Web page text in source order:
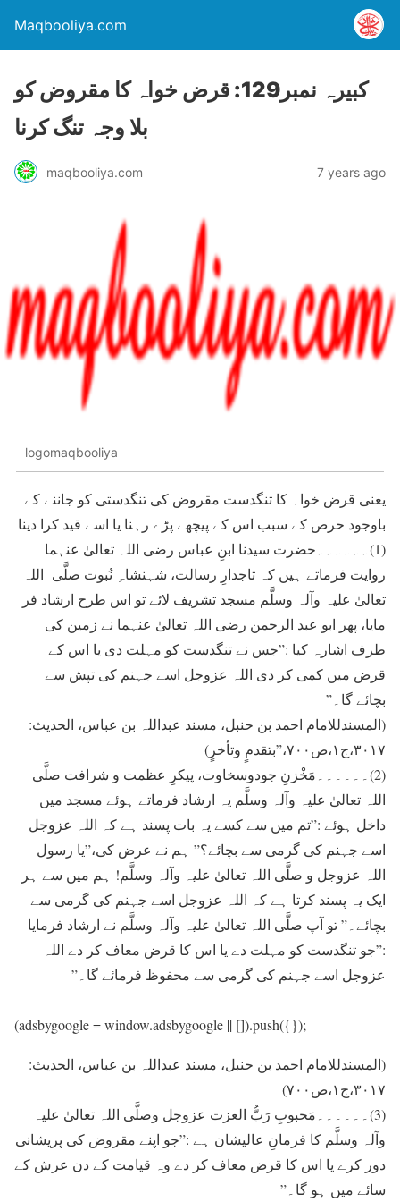
Maqbooliya.com
کبيرہ نمبر129: قرض خواہ کا مقروض کو
بلا وجہ تنگ کرنا
maqbooliya.com 7 years ago
logomaqbooliya
یعنی قرض خواہ کا تنگدست مقروض کی تنگدستی کو جاننے کے
باوجود حرص کے سبب اس کے پيچھے پڑے رہنا يا اسے قيد کرا دينا
(1)۔۔۔۔۔۔حضرت سيدنا ابنِ عباس رضی اللہ تعالیٰ عنہما
روايت فرماتے ہيں کہ تاجدارِ رسالت، شہنشاہِ نُبوت صلَّی اللہ
تعالیٰ علیہ وآلہ وسلَّم مسجد تشريف لائے تو اس طرح ارشاد فر
مايا، پھر ابو عبد الرحمن رضی اللہ تعالیٰ عنہما نے زمين کی
طرف اشارہ کيا :”جس نے تنگدست کو مہلت دی يا اس کے
قرض ميں کمی کر دی اللہ عزوجل اسے جہنم کی تپش سے
بچائے گا۔”
(المسندللامام احمد بن حنبل، مسند عبداللہ بن عباس، الحدیث:
۳۰۱۷،ج۱،ص۷۰۰،”بتقدمٍ وتأخرٍ)
(2)۔۔۔۔۔۔مَخْزنِ جودوسخاوت، پیکرِ عظمت و شرافت صلَّی
اللہ تعالیٰ علیہ وآلہ وسلَّم يہ ارشاد فرماتے ہوئے مسجد میں
داخل ہوئے :”تم ميں سے کسے يہ بات پسند ہے کہ اللہ عزوجل
اسے جہنم کی گرمی سے بچائے؟” ہم نے عرض کی،”يا رسول
اللہ عزوجل و صلَّی اللہ تعالیٰ علیہ وآلہ وسلَّم! ہم ميں سے ہر
ايک يہ پسند کرتا ہے کہ اللہ عزوجل اسے جہنم کی گرمی سے
بچائے۔” تو آپ صلَّی اللہ تعالیٰ علیہ وآلہ وسلَّم نے ارشاد فرمایا
:”جو تنگدست کو مہلت دے يا اس کا قرض معاف کر دے اللہ
عزوجل اسے جہنم کی گرمی سے محفوظ فرمائے گا۔”
(adsbygoogle = window.adsbygoogle || []).push({});
(المسندللامام احمد بن حنبل، مسند عبداللہ بن عباس، الحدیث:
۳۰۱۷،ج۱،ص۷۰۰)
(3)۔۔۔۔۔۔مَحبوبِ رَبُّ العزت عزوجل وصلَّی اللہ تعالیٰ علیہ
وآلہ وسلَّم کا فرمانِ عالیشان ہے :”جو اپنے مقروض کی پريشانی
دور کرے يا اس کا قرض معاف کر دے وہ قيامت کے دن عرش کے
سائے ميں ہو گا۔”